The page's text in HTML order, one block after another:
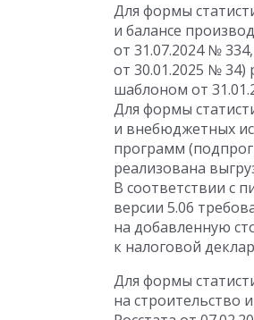
Для формы
и балансе
от 31.07.2024№ 334,
от 30.01.2025 № 34)
шаблоном от
Для формы
и внебюджетных
программ
реализована
В соответствии с
версии 5.06
на добавленную
к налоговой
Для формы
на строительство